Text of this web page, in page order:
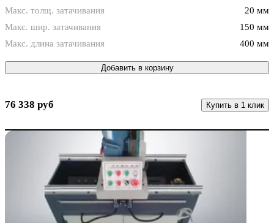
Макс. толщ. затачивания
20 мм
Макс. шир. затачивания
150 мм
Макс. длина затачивания
400 мм
Добавить в корзину
76 338 руб Купить в 1 клик